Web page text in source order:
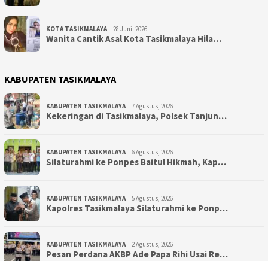
KOTA TASIKMALAYA 28 Juni, 2026
Wanita Cantik Asal Kota Tasikmalaya Hila…
KABUPATEN TASIKMALAYA
KABUPATEN TASIKMALAYA 7 Agustus, 2026
Kekeringan di Tasikmalaya, Polsek Tanjun…
KABUPATEN TASIKMALAYA 6 Agustus, 2026
Silaturahmi ke Ponpes Baitul Hikmah, Kap…
KABUPATEN TASIKMALAYA 5 Agustus, 2026
Kapolres Tasikmalaya Silaturahmi ke Ponp…
KABUPATEN TASIKMALAYA 2 Agustus, 2026
Pesan Perdana AKBP Ade Papa Rihi Usai Re…